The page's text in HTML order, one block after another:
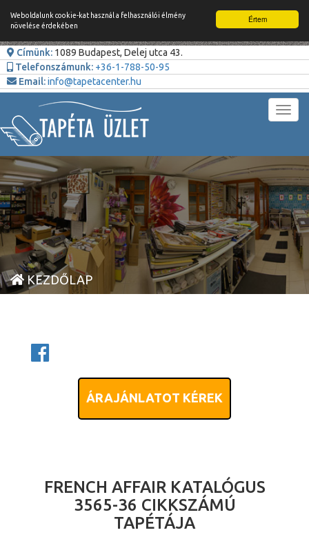
Értem
Weboldalunk cookie-kat használ a felhasználói élmény
növelése érdekében
Címünk: 1089 Budapest, Delej utca 43.
Telefonszámunk: +36-1-788-50-95
Email:info@tapetacenter.hu
KEZDŐLAP
ÁRAJÁNLATOT KÉREK
FRENCH AFFAIR KATALÓGUS
3565-36 CIKKSZÁMÚ
TAPÉTÁJA